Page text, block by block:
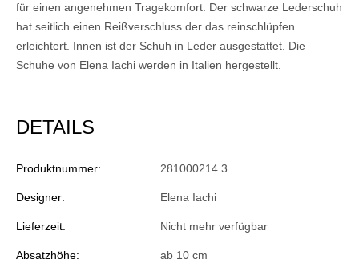
für einen angenehmen Tragekomfort. Der schwarze Lederschuh
hat seitlich einen Reißverschluss der das reinschlüpfen
erleichtert. Innen ist der Schuh in Leder ausgestattet. Die
Schuhe von Elena Iachi werden in Italien hergestellt.
DETAILS
Produktnummer: 281000214.3
Designer: Elena Iachi
Lieferzeit: Nicht mehr verfügbar
Absatzhöhe: ab 10 cm